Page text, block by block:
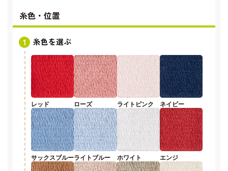
糸色・位置
糸色を選ぶ
レッド ローズ ライトピンク ネイビー
サックスブルーライトブルー ホワイト エンジ